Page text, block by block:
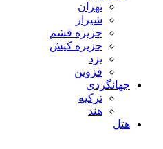
تهران
شیراز
جزیره قشم
جزیره کیش
یزد
قزوین
جهانگردی
ترکیه
هند
هتل